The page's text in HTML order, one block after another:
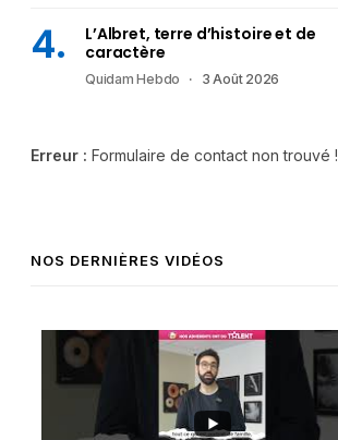
L’Albret, terre d’histoire et de
caractère
Quidam Hebdo 3 Août 2026
Erreur : Formulaire de contact non trouvé !
NOS DERNIÈRES VIDÉOS